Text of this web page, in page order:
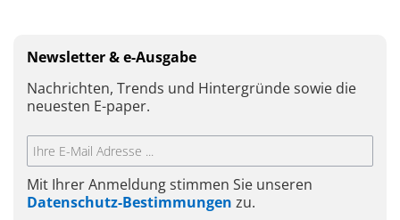
Newsletter & e-Ausgabe
Nachrichten, Trends und Hintergründe sowie die
neuesten E-paper.
Mit Ihrer Anmeldung stimmen Sie unseren
Datenschutz-Bestimmungen zu.